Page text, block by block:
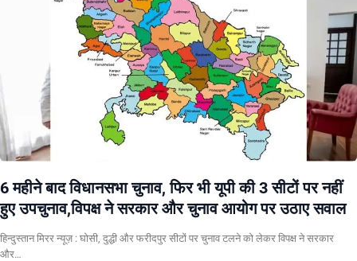
6 महीने बाद विधानसभा चुनाव, फिर भी यूपी की 3 सीटों पर नहीं
हुए उपचुनाव,विपक्ष ने सरकार और चुनाव आयोग पर उठाए सवाल
हिन्दुस्तान मिरर न्यूज़ : घोसी, दुद्धी और फरीदपुर सीटों पर चुनाव टलने को लेकर विपक्ष ने सरकार
और…